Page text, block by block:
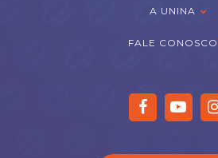
A UNINA
FALE CONOSCO